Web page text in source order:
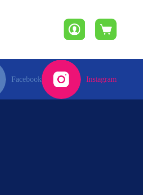
Winkelwagen
Facebook Instagram